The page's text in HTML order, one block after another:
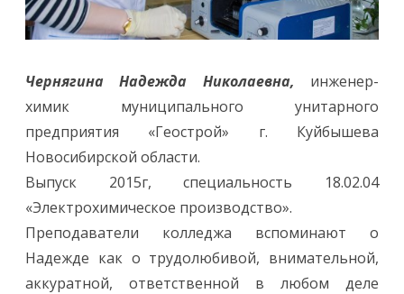
Чернягина Надежда Николаевна, инженер-
химик муниципального унитарного
предприятия «Геострой» г. Куйбышева
Новосибирской области.
Выпуск 2015г, специальность 18.02.04
«Электрохимическое производство».
Преподаватели колледжа вспоминают о
Надежде как о трудолюбивой, внимательной,
аккуратной, ответственной в любом деле